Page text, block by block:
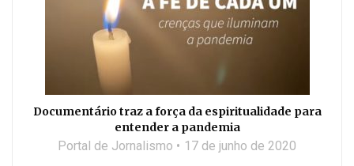
Documentário traz a força da espiritualidade para
entender a pandemia
Portal de Jornalismo 17 de junho de 2020